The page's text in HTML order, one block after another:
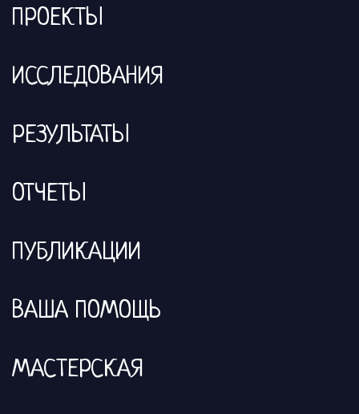
ПРОЕКТЫ
ИССЛЕДОВАНИЯ
РЕЗУЛЬТАТЫ
ОТЧЕТЫ
ПУБЛИКАЦИИ
ВАША ПОМОЩЬ
МАСТЕРСКАЯ